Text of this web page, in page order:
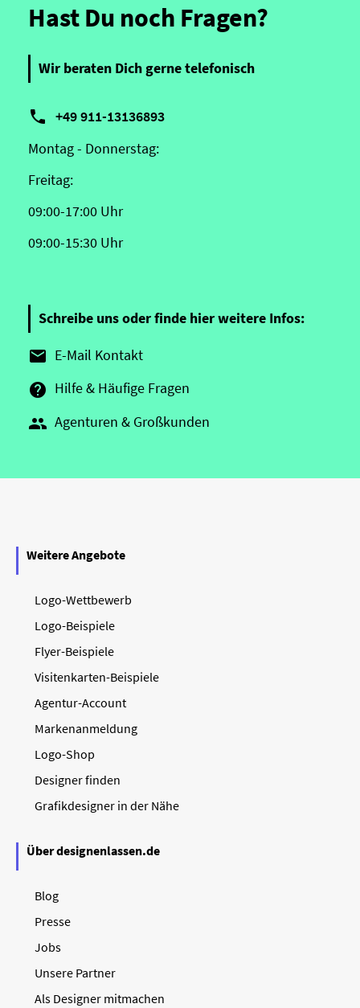
Hast Du noch Fragen?
Wir beraten Dich gerne telefonisch
 +49 911-13136893
Montag - Donnerstag:
Freitag:
09:00-17:00 Uhr
09:00-15:30 Uhr
Schreibe uns oder finde hier weitere Infos:
 E-Mail Kontakt
 Hilfe & Häufige Fragen
 Agenturen & Großkunden
Weitere Angebote
Logo-Wettbewerb
Logo-Beispiele
Flyer-Beispiele
Visitenkarten-Beispiele
Agentur-Account
Markenanmeldung
Logo-Shop
Designer finden
Grafikdesigner in der Nähe
Über designenlassen.de
Blog
Presse
Jobs
Unsere Partner
Als Designer mitmachen